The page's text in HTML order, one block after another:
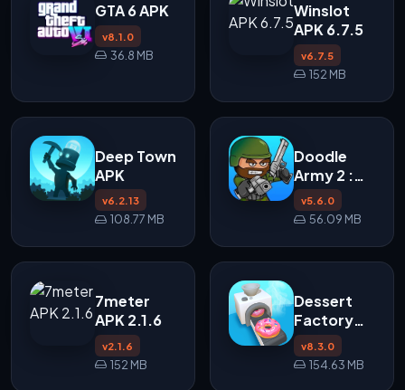
GTA 6 APK
v8.1.0
36.8 MB
Winslot
APK 6.7.5
v6.7.5
152 MB
Deep Town
APK
v6.2.13
108.77 MB
Doodle
Army 2 :
Mini Militia
APK
v5.6.0
56.09 MB
7meter
APK 2.1.6
v2.1.6
152 MB
Dessert
Factory
Idle APK
v8.3.0
154.63 MB